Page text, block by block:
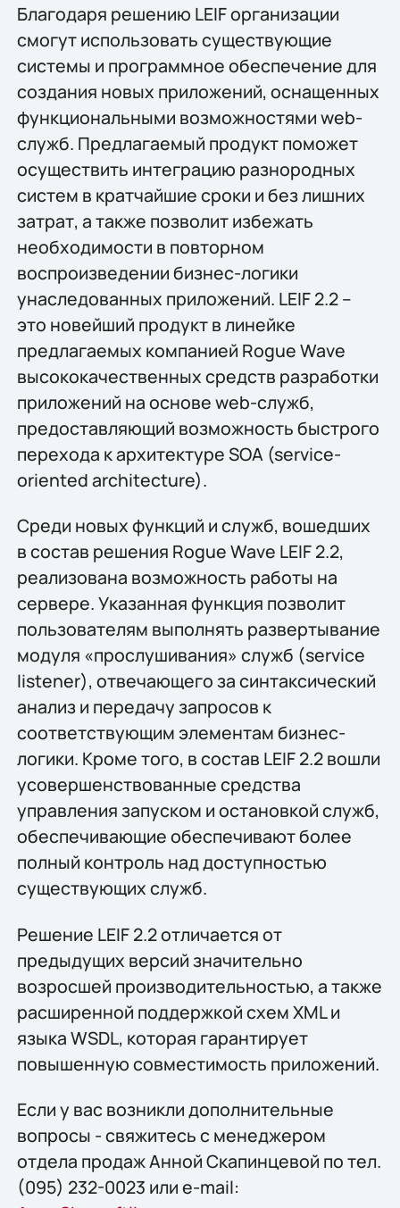
Благодаря решению LEIF организации
смогут использовать существующие
системы и программное обеспечение для
создания новых приложений, оснащенных
функциональными возможностями web-
служб. Предлагаемый продукт поможет
осуществить интеграцию разнородных
систем в кратчайшие сроки и без лишних
затрат, а также позволит избежать
необходимости в повторном
воспроизведении бизнес-логики
унаследованных приложений. LEIF 2.2 –
это новейший продукт в линейке
предлагаемых компанией Rogue Wave
высококачественных средств разработки
приложений на основе web-служб,
предоставляющий возможность быстрого
перехода к архитектуре SOA (service-
oriented architecture).
Среди новых функций и служб, вошедших
в состав решения Rogue Wave LEIF 2.2,
реализована возможность работы на
сервере. Указанная функция позволит
пользователям выполнять развертывание
модуля «прослушивания» служб (service
listener), отвечающего за синтаксический
анализ и передачу запросов к
соответствующим элементам бизнес-
логики. Кроме того, в состав LEIF 2.2 вошли
усовершенствованные средства
управления запуском и остановкой служб,
обеспечивающие обеспечивают более
полный контроль над доступностью
существующих служб.
Решение LEIF 2.2 отличается от
предыдущих версий значительно
возросшей производительностью, а также
расширенной поддержкой схем XML и
языка WSDL, которая гарантирует
повышенную совместимость приложений.
Если у вас возникли дополнительные
вопросы - свяжитесь с менеджером
отдела продаж Анной Скапинцевой по тел.
(095) 232-0023 или e-mail: